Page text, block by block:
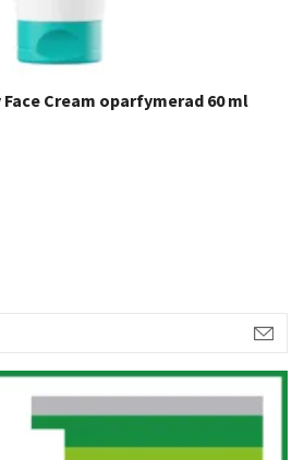
Face Cream oparfymerad 60 ml